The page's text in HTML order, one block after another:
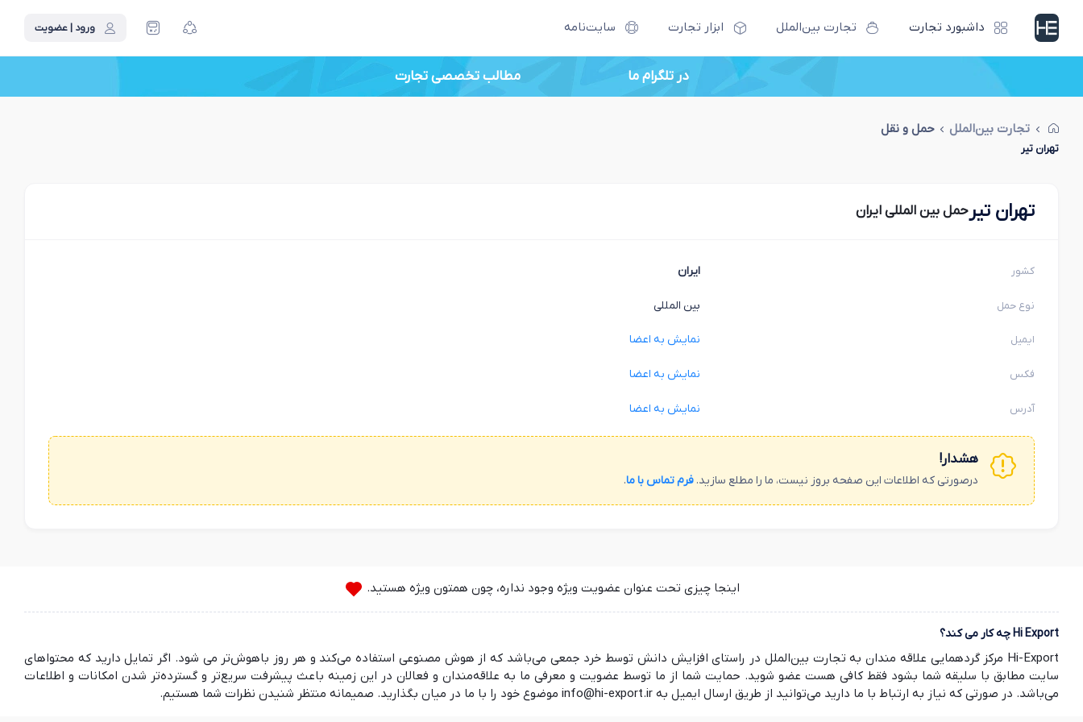
داشبورد تجارت تجارت بین‌الملل ابزار تجارت سایت‌نامه ورود | عضویت
در تلگرام ما مطالب تخصصی تجارت
تجارت بین‌الملل حمل و نقل
تهران تیر
تهران تیرحمل بین المللی ایران
کشور ایران
نوع حمل بین المللی
ایمیل نمایش به اعضا
فکس نمایش به اعضا
آدرس نمایش به اعضا
هشدار!
درصورتی که اطلاعات این صفحه بروز نیست، ما را مطلع سازید. فرم تماس با ما.
اینجا چیزی تحت عنوان عضویت ویژه وجود نداره، چون همتون ویژه هستید.
Hi Export چه کار می کند؟
Hi-Export مرکز گردهمایی علاقه مندان به تجارت بین‌الملل در راستای افزایش دانش توسط خرد جمعی می‌باشد که از هوش مصنوعی استفاده می‌کند و هر روز باهوش‌تر می شود. اگر تمایل دارید که محتواهای
سایت مطابق با سلیقه شما بشود فقط کافی هست عضو شوید. حمایت شما از ما توسط عضویت و معرفی ما به علاقه‌مندان و فعالان در این زمینه باعث پیشرفت سریع‌تر و گسترده‌تر شدن امکانات و اطلاعات
می‌باشد. در صورتی که نیاز به ارتباط با ما دارید می‌توانید از طریق ارسال ایمیل به info@hi-export.ir موضوع خود را با ما در میان بگذارید. صمیمانه منتظر شنیدن نظرات شما هستیم.